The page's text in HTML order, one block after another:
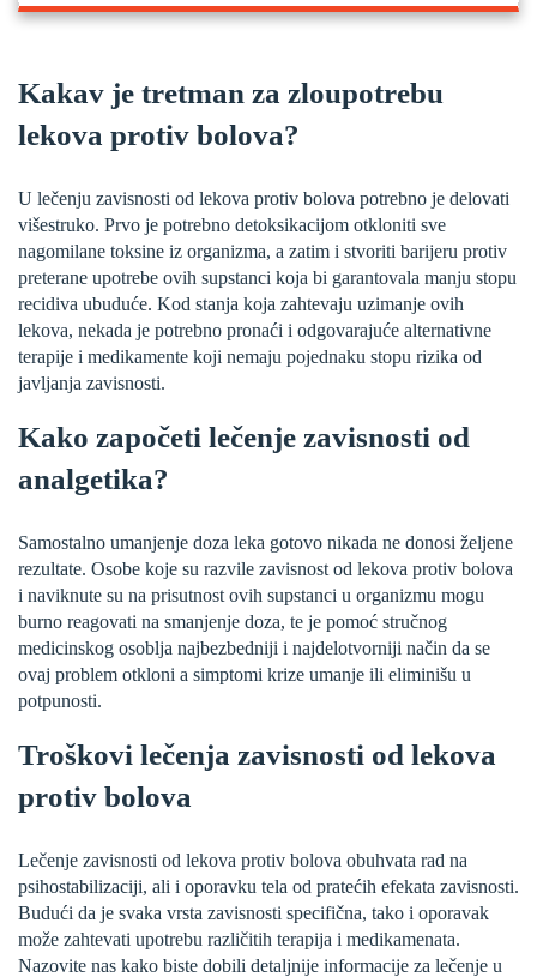
Kakav je tretman za zloupotrebu
lekova protiv bolova?
U lečenju zavisnosti od lekova protiv bolova potrebno je delovati
višestruko. Prvo je potrebno detoksikacijom otkloniti sve
nagomilane toksine iz organizma, a zatim i stvoriti barijeru protiv
preterane upotrebe ovih supstanci koja bi garantovala manju stopu
recidiva ubuduće. Kod stanja koja zahtevaju uzimanje ovih
lekova, nekada je potrebno pronaći i odgovarajuće alternativne
terapije i medikamente koji nemaju pojednaku stopu rizika od
javljanja zavisnosti.
Kako započeti lečenje zavisnosti od
analgetika?
Samostalno umanjenje doza leka gotovo nikada ne donosi željene
rezultate. Osobe koje su razvile zavisnost od lekova protiv bolova
i naviknute su na prisutnost ovih supstanci u organizmu mogu
burno reagovati na smanjenje doza, te je pomoć stručnog
medicinskog osoblja najbezbedniji i najdelotvorniji način da se
ovaj problem otkloni a simptomi krize umanje ili eliminišu u
potpunosti.
Troškovi lečenja zavisnosti od lekova
protiv bolova
Lečenje zavisnosti od lekova protiv bolova obuhvata rad na
psihostabilizaciji, ali i oporavku tela od pratećih efekata zavisnosti.
Budući da je svaka vrsta zavisnosti specifična, tako i oporavak
može zahtevati upotrebu različitih terapija i medikamenata.
Nazovite nas kako biste dobili detaljnije informacije za lečenje u